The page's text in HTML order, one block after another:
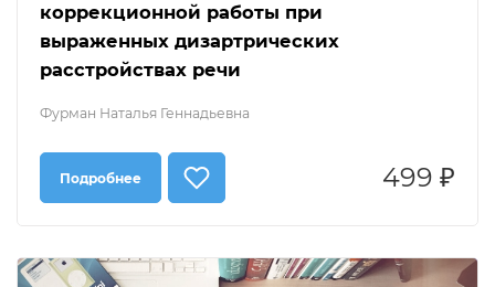
коррекционной работы при
выраженных дизартрических
расстройствах речи
Фурман Наталья Геннадьевна
Подробнее 499 ₽